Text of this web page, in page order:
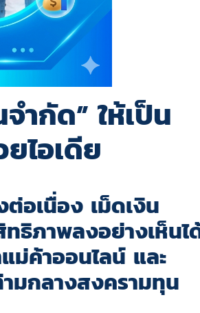
ำกัด” ให้เป็น
ไอเดีย
อเนื่อง เม็ดเงิน
ธิภาพลงอย่างเห็นไ
ม่ค้าออนไลน์ และ
ามกลางสงครามทุน